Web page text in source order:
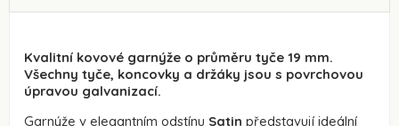
Kvalitní kovové garnýže o průměru tyče 19 mm.
Všechny tyče, koncovky a držáky jsou s povrchovou
úpravou galvanizací.
Garnýže v elegantním odstínu Satin představují ideální